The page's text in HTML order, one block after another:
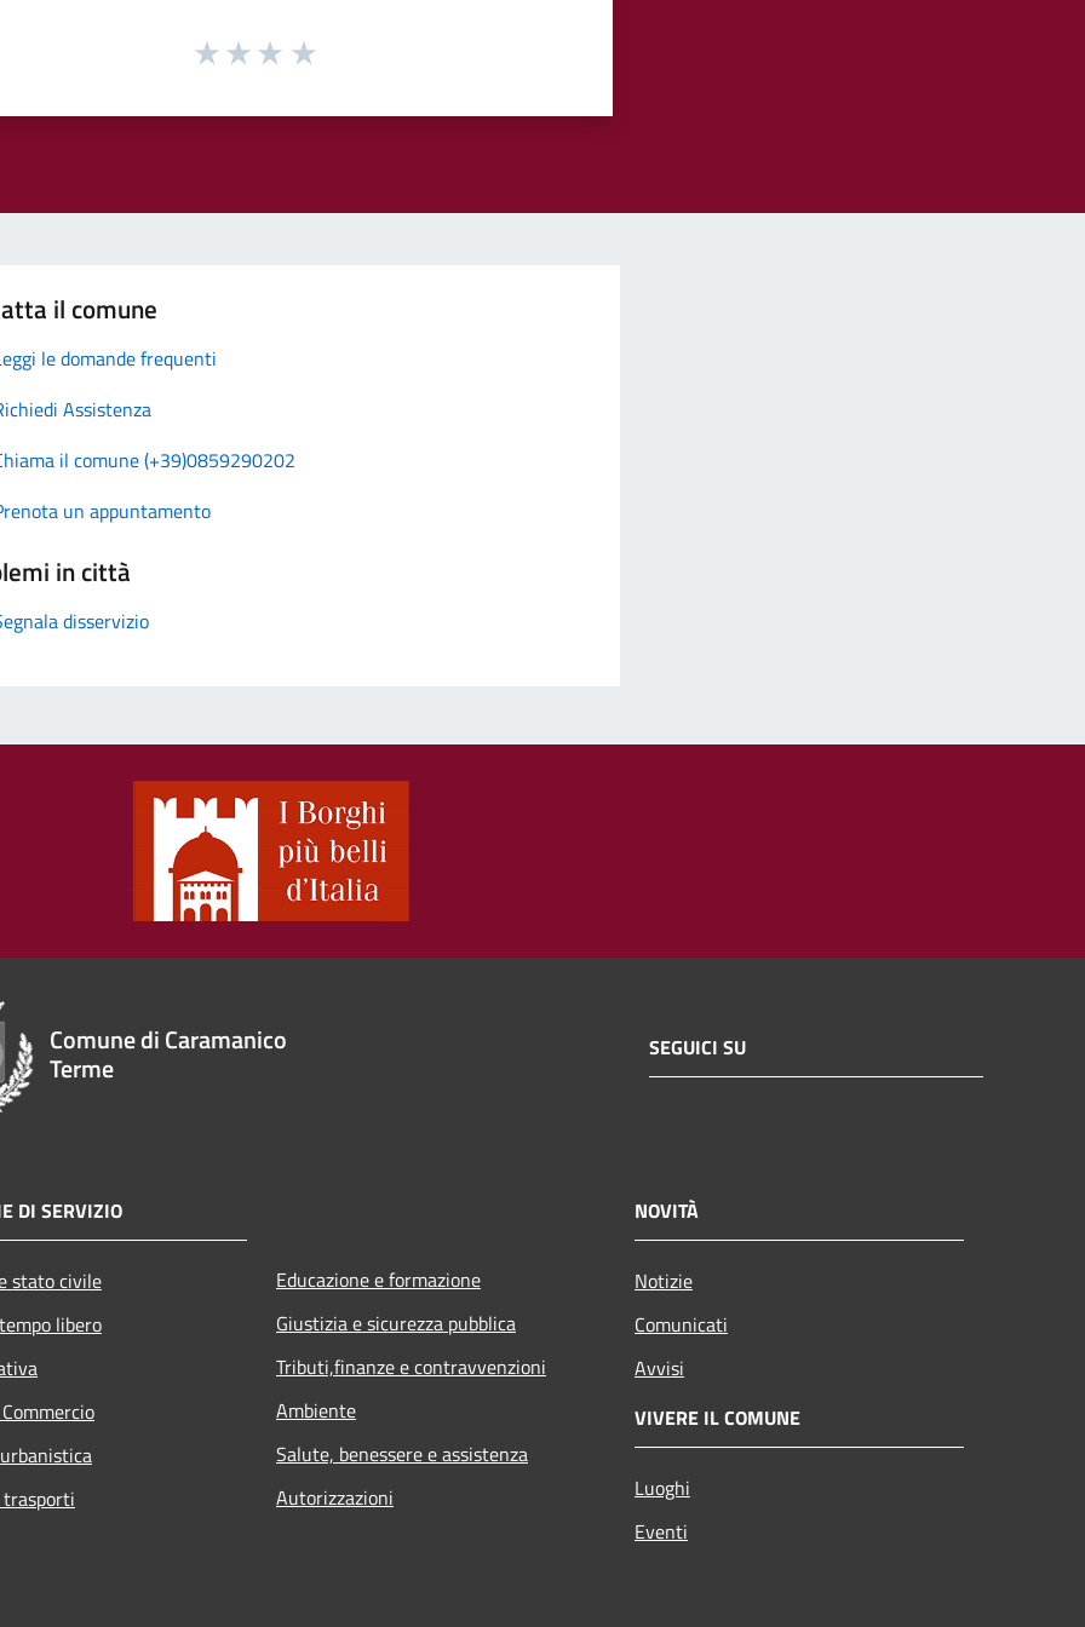
il comune
le domande frequenti
Assistenza
il comune (+39)0859290202
un appuntamento
in città
disservizio
Comune di Caramanico
Terme
SEGUICI SU
DI SERVIZIO
stato civile
libero
Educazione e formazione
Giustizia e sicurezza pubblica
Tributi,finanze e contravvenzioni
Ambiente
Salute, benessere e assistenza
Autorizzazioni
NOVITÀ
Notizie
Comunicati
Avvisi
VIVERE IL COMUNE
Luoghi
Eventi